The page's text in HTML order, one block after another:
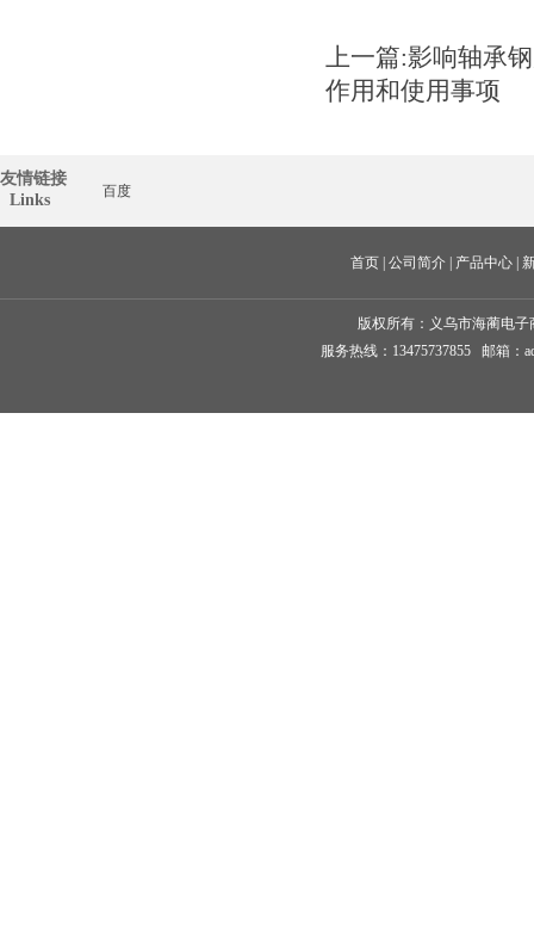
上一篇:影响轴承
作用和使用事项
友情链接
  Links
百度
首页 公司简介 产品中心
版权所有： 义乌市海蔺电子
服务热线：13475737855 邮箱：